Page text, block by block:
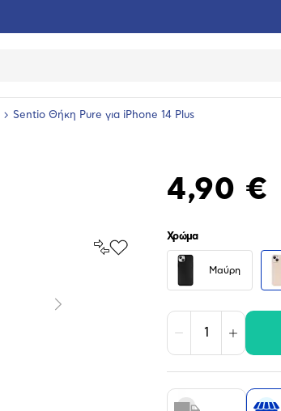
Sentio Θήκη Pure για iPhone 14 Plus
Σύγκρινέ
Προσθήκη
Επόμενο
4,90 €
Χρώμα
Μαύρη
Μείωση Αύξηση